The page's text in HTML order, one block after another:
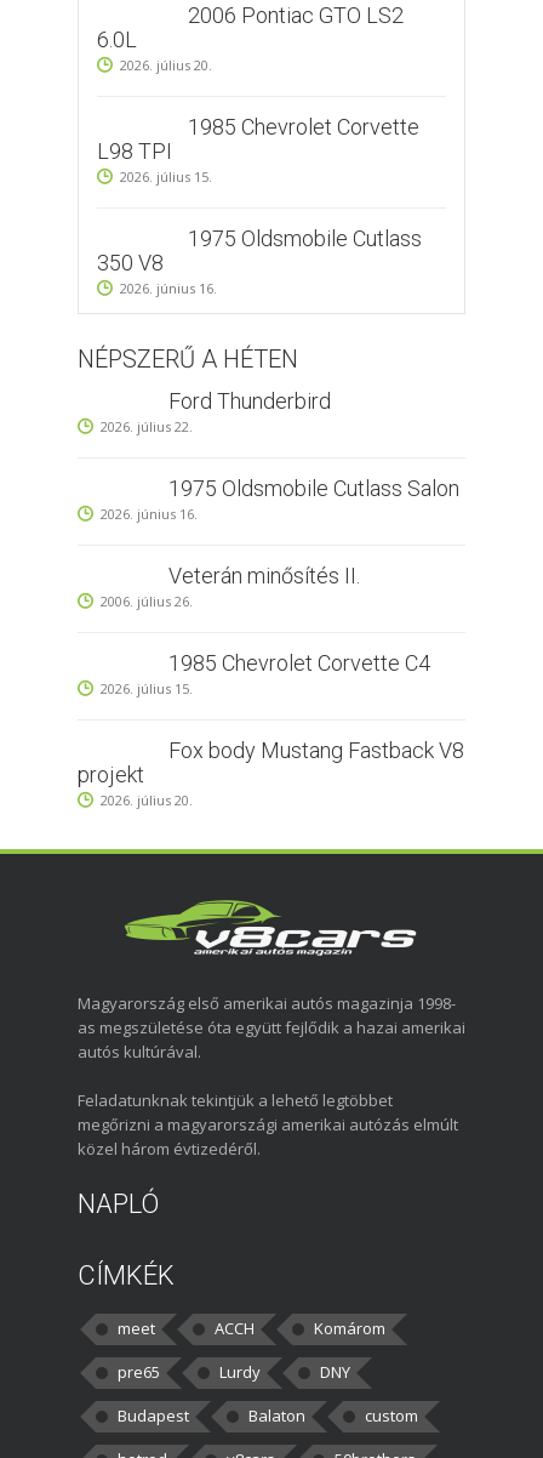
2006 Pontiac GTO LS2
6.0L
2026. július 20.
1985 Chevrolet Corvette
L98 TPI
2026. július 15.
1975 Oldsmobile Cutlass
350 V8
2026. június 16.
NÉPSZERŰ A HÉTEN
Ford Thunderbird
2026. július 22.
1975 Oldsmobile Cutlass Salon
2026. június 16.
Veterán minősítés II.
2006. július 26.
1985 Chevrolet Corvette C4
2026. július 15.
Fox body Mustang Fastback V8
projekt
2026. július 20.
Magyarország első amerikai autós magazinja 1998-
as megszületése óta együtt fejlődik a hazai amerikai
autós kultúrával.
Feladatunknak tekintjük a lehető legtöbbet
megőrizni a magyarországi amerikai autózás elmúlt
közel három évtizedéről.
NAPLÓ
CÍMKÉK
meet ACCH
Komárom
pre65
Lurdy
DNY
Budapest
Balaton
custom